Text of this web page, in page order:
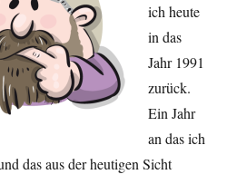
ich heute
in das
Jahr 1991
zurück.
Ein Jahr
an das ich
das aus der heutigen Sicht